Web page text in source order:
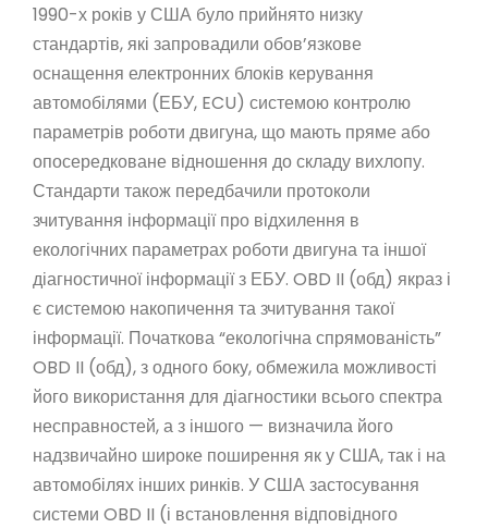
1990-х років у США було прийнято низку
стандартів, які запровадили обов’язкове
оснащення електронних блоків керування
автомобілями (ЕБУ, ECU) системою контролю
параметрів роботи двигуна, що мають пряме або
опосередковане відношення до складу вихлопу.
Стандарти також передбачили протоколи
зчитування інформації про відхилення в
екологічних параметрах роботи двигуна та іншої
діагностичної інформації з ЕБУ. OBD II (обд) якраз і
є системою накопичення та зчитування такої
інформації. Початкова “екологічна спрямованість”
OBD II (обд), з одного боку, обмежила можливості
його використання для діагностики всього спектра
несправностей, а з іншого — визначила його
надзвичайно широке поширення як у США, так і на
автомобілях інших ринків. У США застосування
системи OBD II (і встановлення відповідного